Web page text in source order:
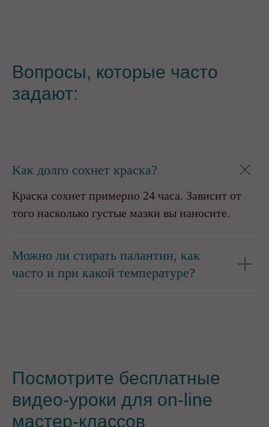
Вопросы, которые часто
задают:
Как долго сохнет краска?
Краска сохнет примерно 24 часа. Зависит от
того насколько густые мазки вы наносите.
Можно ли стирать палантин, как
часто и при какой температуре?
Посмотрите бесплатные
видео-уроки для on-line
мастер-классов